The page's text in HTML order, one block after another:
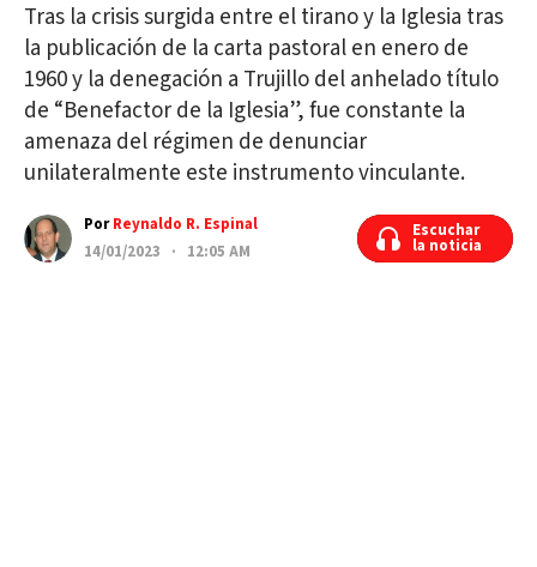
Tras la crisis surgida entre el tirano y la Iglesia tras
la publicación de la carta pastoral en enero de
1960 y la denegación a Trujillo del anhelado título
de “Benefactor de la Iglesia”, fue constante la
amenaza del régimen de denunciar
unilateralmente este instrumento vinculante.
PorReynaldo R. Espinal
14/01/2023 · 12:05 AM
Escuchar
la noticia
Escuchar
la noticia